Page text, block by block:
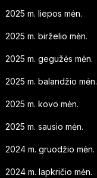
2025 m. liepos mėn.
2025 m. birželio mėn.
2025 m. gegužės mėn.
2025 m. balandžio mėn.
2025 m. kovo mėn.
2025 m. sausio mėn.
2024 m. gruodžio mėn.
2024 m. lapkričio mėn.